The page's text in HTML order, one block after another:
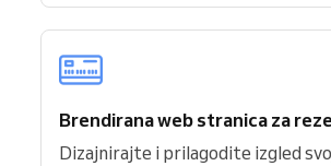
Brendirana web stranica za
Dizajnirajte i prilagodite izgled